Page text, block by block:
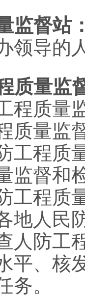
监督站
领导的
质量监
程质量
质量监
工程质
监督和
工程质
地人民
人防工
平、核
务。